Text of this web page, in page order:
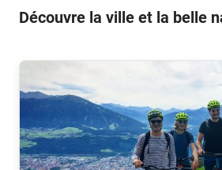
Découvre la ville et la belle